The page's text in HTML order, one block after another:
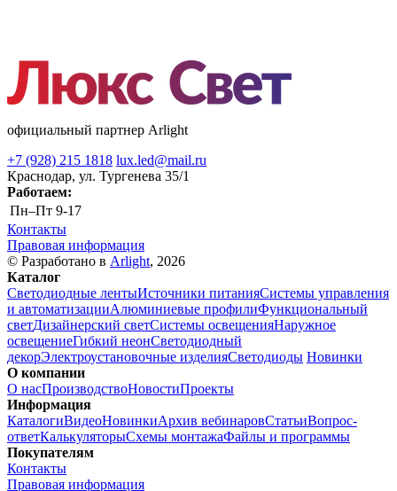
официальный партнер Arlight
+7 (928) 215 1818 lux.led@mail.ru
Краснодар, ул. Тургенева 35/1
Работаем:
Пн–Пт 9-17
Контакты
Правовая информация
© Разработано в Arlight, 2026
Каталог
Светодиодные лентыИсточники питанияСистемы управления
и автоматизацииАлюминиевые профилиФункциональный
светДизайнерский светСистемы освещенияНаружное
освещениеГибкий неонСветодиодный
декорЭлектроустановочные изделияСветодиоды Новинки
О компании
О насПроизводствоНовостиПроекты
Информация
КаталогиВидеоНовинкиАрхив вебинаровСтатьиВопрос-
ответКалькуляторыСхемы монтажаФайлы и программы
Покупателям
Контакты
Правовая информация